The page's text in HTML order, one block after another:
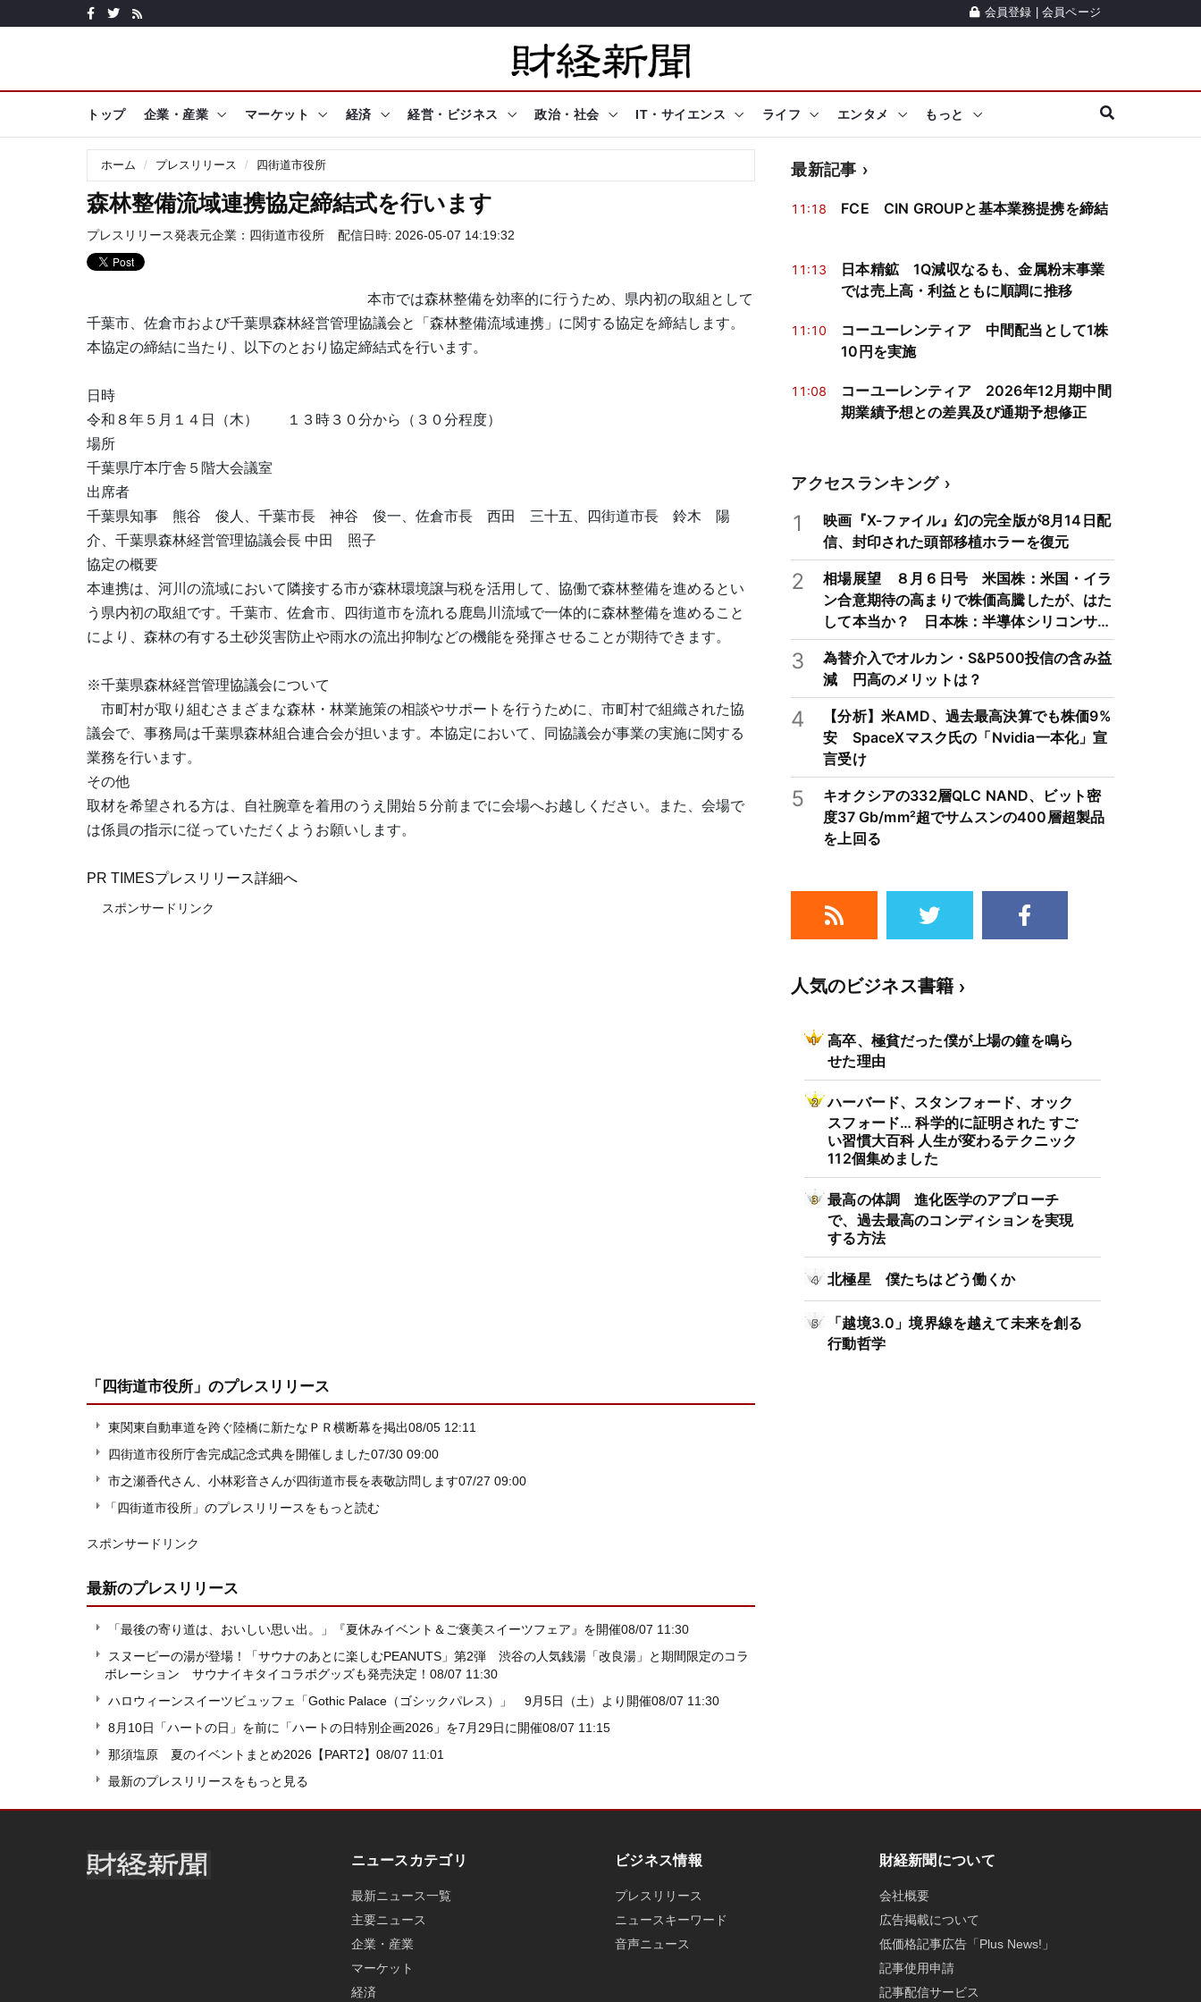
会員登録 会員ページ
トップ 企業・産業 マーケット 経済 経営・ビジネス 政治・社会 IT・サイエンス ライフ エンタメ もっと
ホーム プレスリリース 四街道市役所
森林整備流域連携協定締結式を行います
プレスリリース発表元企業： 四街道市役所 配信日時: 2026-05-07 14:19:32
本市では森林整備を効率的に行うため、県内初の取組として
千葉市、佐倉市および千葉県森林経営管理協議会と「森林整備流域連携」に関する協定を締結します。
本協定の締結に当たり、以下のとおり協定締結式を行います。
日時
令和８年５月１４日（木） １３時３０分から（３０分程度）
場所
千葉県庁本庁舎５階大会議室
出席者
千葉県知事 熊谷 俊人、千葉市長 神谷 俊一、佐倉市長 西田 三十五、四街道市長 鈴木 陽
介、千葉県森林経営管理協議会長 中田 照子
協定の概要
本連携は、河川の流域において隣接する市が森林環境譲与税を活用して、協働で森林整備を進めるとい
う県内初の取組です。千葉市、佐倉市、四街道市を流れる鹿島川流域で一体的に森林整備を進めること
により、森林の有する土砂災害防止や雨水の流出抑制などの機能を発揮させることが期待できます。
※千葉県森林経営管理協議会について
市町村が取り組むさまざまな森林・林業施策の相談やサポートを行うために、市町村で組織された協
議会で、事務局は千葉県森林組合連合会が担います。本協定において、同協議会が事業の実施に関する
業務を行います。
その他
取材を希望される方は、自社腕章を着用のうえ開始５分前までに会場へお越しください。また、会場で
は係員の指示に従っていただくようお願いします。
PR TIMESプレスリリース詳細へ
スポンサードリンク
「四街道市役所」 のプレスリリース
東関東自動車道を跨ぐ陸橋に新たなＰＲ横断幕を掲出08/05 12:11
四街道市役所庁舎完成記念式典を開催しました07/30 09:00
市之瀬香代さん、小林彩音さんが四街道市長を表敬訪問します07/27 09:00
「四街道市役所」のプレスリリースをもっと読む
スポンサードリンク
最新のプレスリリース
「最後の寄り道は、おいしい思い出。」『夏休みイベント＆ご褒美スイーツフェア』を開催08/07 11:30
スヌーピーの湯が登場！「サウナのあとに楽しむPEANUTS」第2弾 渋谷の人気銭湯「改良湯」と期間限定のコラ
ボレーション サウナイキタイコラボグッズも発売決定！ 08/07 11:30
ハロウィーンスイーツビュッフェ「Gothic Palace（ゴシックパレス）」 9月5日（土）より開催08/07 11:30
8月10日「ハートの日」を前に「ハートの日特別企画2026」を7月29日に開催08/07 11:15
那須塩原 夏のイベントまとめ2026【PART2】 08/07 11:01
最新のプレスリリースをもっと見る
最新記事
11:18 FCE CIN GROUPと基本業務提携を締結
11:13
日本精鉱 1Q減収なるも、金属粉末事業
では売上高・利益ともに順調に推移
11:10
コーユーレンティア 中間配当として1株
10円を実施
11:08
コーユーレンティア 2026年12月期中間
期業績予想との差異及び通期予想修正
アクセスランキング
1
映画『X-ファイル』幻の完全版が8月14日配
信、封印された頭部移植ホラーを復元
2
相場展望 ８月６日号 米国株：米国・イラ
ン合意期待の高まりで株価高騰したが、はた
して本当か？ 日本株：半導体シリコンサイ
クルは3～4年周期で好・不況を繰り返すた
め注意
3
為替介入でオルカン・S&P500投信の含み益
減 円高のメリットは？
4
【分析】米AMD、過去最高決算でも株価9%
安 SpaceXマスク氏の「Nvidia一本化」宣
言受け
5
キオクシアの332層QLC NAND、ビット密
度37 Gb/mm²超でサムスンの400層超製品
を上回る
人気のビジネス書籍
高卒、極貧だった僕が上場の鐘を鳴ら
せた理由
ハーバード、スタンフォード、オック
スフォード… 科学的に証明された すご
い習慣大百科 人生が変わるテクニック
112個集めました
最高の体調 進化医学のアプローチ
で、過去最高のコンディションを実現
する方法
北極星 僕たちはどう働くか
「越境3.0」境界線を越えて未来を創る
行動哲学
ニュースカテゴリ
最新ニュース一覧
主要ニュース
企業・産業
マーケット
経済
ビジネス情報
プレスリリース
ニュースキーワード
音声ニュース
財経新聞について
会社概要
広告掲載について
低価格記事広告「Plus News!」
記事使用申請
記事配信サービス